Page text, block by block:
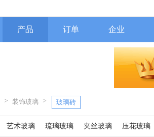
产品 订单 企业
> 装饰玻璃 > 玻璃砖
艺术玻璃 琉璃玻璃 夹丝玻璃 压花玻璃